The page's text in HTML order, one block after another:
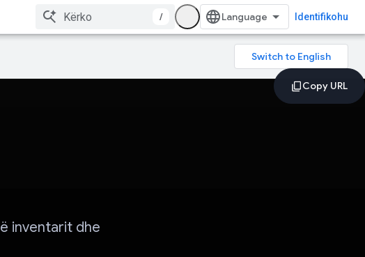
/ Identifikohu
inventarit dhe